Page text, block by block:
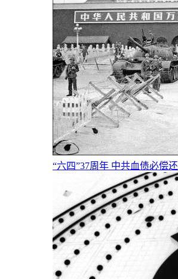
“六四”37周年 中共血债必偿还